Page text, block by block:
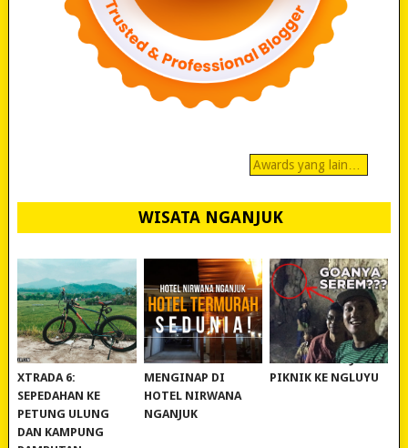
Awards yang lain…
WISATA NGANJUK
REVIEW POLYGON
XTRADA 6:
SEPEDAHAN KE
PETUNG ULUNG
DAN KAMPUNG
MURAH BANGET!
MENGINAP DI
HOTEL NIRWANA
NGANJUK
WISATA NGANJUK:
PIKNIK KE NGLUYU